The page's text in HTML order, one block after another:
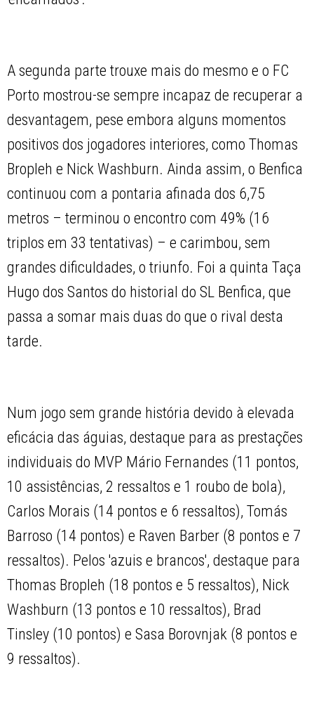
A segunda parte trouxe mais do mesmo e o FC
Porto mostrou-se sempre incapaz de recuperar a
desvantagem, pese embora alguns momentos
positivos dos jogadores interiores, como Thomas
Bropleh e Nick Washburn. Ainda assim, o Benfica
continuou com a pontaria afinada dos 6,75
metros – terminou o encontro com 49% (16
triplos em 33 tentativas) – e carimbou, sem
grandes dificuldades, o triunfo. Foi a quinta Taça
Hugo dos Santos do historial do SL Benfica, que
passa a somar mais duas do que o rival desta
tarde.
Num jogo sem grande história devido à elevada
eficácia das águias, destaque para as prestações
individuais do MVP Mário Fernandes (11 pontos,
10 assistências, 2 ressaltos e 1 roubo de bola),
Carlos Morais (14 pontos e 6 ressaltos), Tomás
Barroso (14 pontos) e Raven Barber (8 pontos e 7
ressaltos). Pelos 'azuis e brancos', destaque para
Thomas Bropleh (18 pontos e 5 ressaltos), Nick
Washburn (13 pontos e 10 ressaltos), Brad
Tinsley (10 pontos) e Sasa Borovnjak (8 pontos e
9 ressaltos).